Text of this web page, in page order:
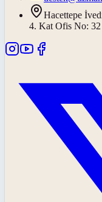
Hacettepe
4. Kat Ofis No: